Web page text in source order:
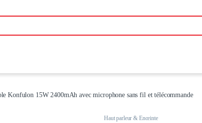
Konfulon 15W 2400mAh avec microphone sans fil et télécommande
Haut parleur & Enceinte